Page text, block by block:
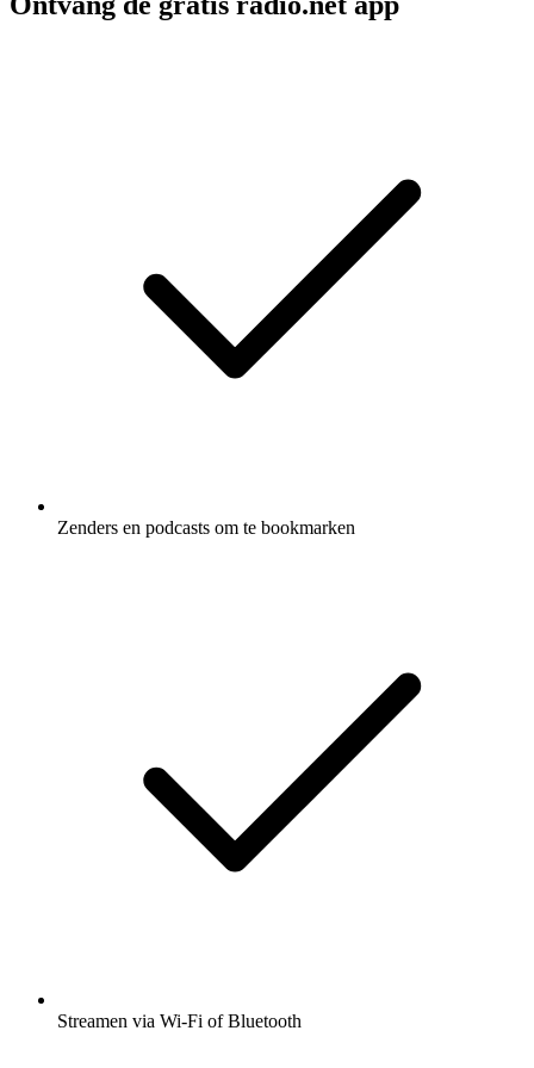
Zenders en podcasts om te bookmarken
Streamen via Wi-Fi of Bluetooth